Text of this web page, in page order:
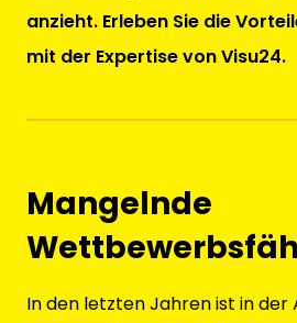
anzieht. Erleben Sie die
mit der Expertise von Visu24.
Mangelnde
In den letzten Jahren ist in